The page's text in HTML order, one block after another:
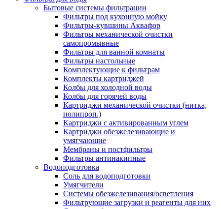
Бытовые системы фильтрации
Фильтры под кухонную мойку
Фильтры-кувшины Аквафор
Фильтры механической очистки
самопромывные
Фильтры для ванной комнаты
Фильтры настольные
Комплектующие к фильтрам
Комплекты картриджей
Колбы для холодной воды
Колбы для горячей воды
Картриджи механической очистки (нитка,
полипроп.)
Картриджи с активированным углем
Картриджи обезжелезивающие и
умягчающие
Мембраны и постфильтры
Фильтры антинакипные
Водоподготовка
Соль для водоподготовки
Умягчители
Системы обезжелезивания/осветления
Фильтрующие загрузки и реагенты для них